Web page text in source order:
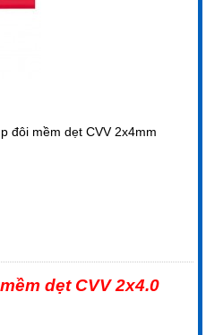
đôi mềm dẹt CVV 2x4mm
dẹt CVV 2x4.0